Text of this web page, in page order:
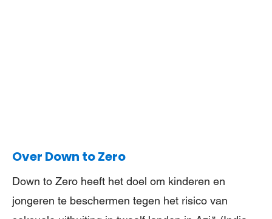
Over Down to Zero
Down to Zero heeft het doel om kinderen en
jongeren te beschermen tegen het risico van